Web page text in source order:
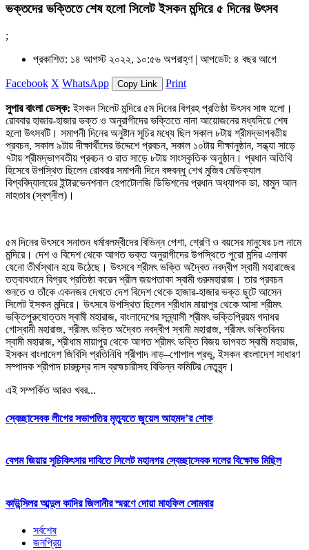
ভক্তদের ভক্তিতে শেষ হলো সিলেট ইসকন মন্দিরে ৫ দিনের উৎসব
;
প্রকাশিত: ১৪ আগস্ট ২০২২, ১০:৫৬ অপরাহ্ণ | আপডেট: ৪ বছর আগে
Facebook X WhatsApp Copy Link Print
সুপার বাংলা ডেস্ক: ইসকন সিলেট মন্দিরে ৫ম দিনের বিগ্রহ প্রতিষ্ঠা উৎসব সাঙ্গ হলো।
রোববার হাজার-হাজার ভক্ত ও অনুরাগীদের ভক্তিতে নানা আয়োজনের মধ্যদিয়ে শেষ
হলো উৎসবটি। সমাপনী দিনের অনুষ্টান সূচির মধ্যে ছিল সকাল ৮টায় শ্রীমদ্ভাগবতীয়
প্রবচন, সকাল ৯টায় দীক্ষার্থীদের উদ্দেশে প্রবচন, সকাল ১০টায় দীক্ষানুষ্ঠান, সন্ধ্যা সাড়ে
৭টায় শ্রীমদ্ভাগবতীয় প্রবচন ও রাত সাড়ে ৮টায় সাংস্কৃতিক অনুষ্ঠান। প্রধান অতিথি
হিসেবে উপস্থিত ছিলেন রোববার সমাপনী দিনে বঙ্গবন্ধু শেখ মুজিব মেডিক্যাল
বিশ্ববিদ্যালয়ের ইন্টারভেনশনাল হেপাটোলজি ডিভিশনের প্রধান অধ্যাপক ডা. মামুন আল
মাহতাব (স্বপ্নীল)।
৫ম দিনের উৎসবে সনাতন ধর্মাবলম্বীদের বিভিন্ন পেশা, শ্রেণি ও বয়সের মানুষের ঢল নামে
মন্দিরে। দেশ ও বিদেশ থেকে আগত ভক্ত অনুরাগীদের উপস্থিতে পুরো মন্দির এলাকা
যেনো তীর্থস্থান হয়ে উঠেছে। উৎসবে শ্রীমৎ ভক্তি অদ্বৈত নবদ্বীপ স্বামী মহারাজের
তত্বাবধানে বিগ্রহ প্রতিষ্ঠা করেন শ্রীল জয়পতাকা স্বামী গুরুমহারাজ। তার প্রবচন
শুনতে ও তাঁকে একনজর দেখতে দেশ বিদেশ থেকে হাজার-হাজার ভক্ত ছুটে আসেন
সিলেট ইসকন মন্দিরে। উৎসবে উপস্থিত ছিলেন শ্রীধাম মায়াপুর থেকে আসা শ্রীমৎ
ভক্তিপুরুষোত্তম স্বামী মহারাজ, বাংলাদেশের সন্ন্যাসী শ্রীমৎ ভক্তিপ্রিয়ম গদাধর
গোস্বামী মহারাজ, শ্রীমৎ ভক্তি অদ্বৈত নবদ্বীপ স্বামী মহারাজ, শ্রীমৎ ভক্তিবিনয়
স্বামী মহারাজ, শ্রীধাম মায়াপুর থেকে আগত শ্রীমৎ ভক্তি বিজয় ভাগবত স্বামী মহারাজ,
ইসকন বাংলাদেশ জিবিসি প্রতিনিধি শ্রীপাদ নাড়–গোপাল প্রভু, ইসকন বাংলাদেশ সাধারণ
সম্পাদক শ্রীপাদ চারুচন্দ্র দাস ব্রহ্মচারীসহ বিভিন্ন কমিটির নেতৃবৃন্দ।
এই সম্পর্কিত আরও খবর...
স্বেচ্ছাসেবক লীগের সভাপতির মৃত্যুতে জুয়েল আহমদ’র শোক
বেগম জিয়ার সুচিকিৎসার দাবিতে সিলেট মহানগর স্বেচ্ছাসেবক দলের বিক্ষোভ মিছিল
কাউন্সিলর আব্দুল কাদির জিলানীর স্মরণে দোয়া মাহফিল সোমবার
সর্বশেষ
জনপ্রিয়